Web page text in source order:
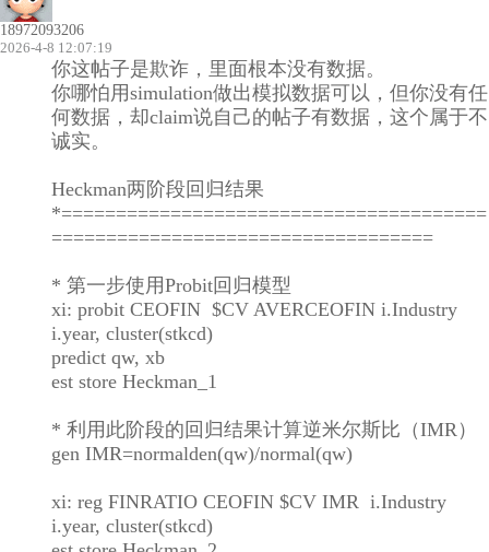
18972093206
2026-4-8 12:07:19
你这帖子是欺诈，里面根本没有数据。
你哪怕用simulation做出模拟数据可以，但你没有任
何数据，却claim说自己的帖子有数据，这个属于不
诚实。
Heckman两阶段回归结果
*=======================================
===================================
* 第一步使用Probit回归模型
xi: probit CEOFIN $CV AVERCEOFIN i.Industry
i.year, cluster(stkcd)
predict qw, xb
est store Heckman_1
* 利用此阶段的回归结果计算逆米尔斯比（IMR）
gen IMR=normalden(qw)/normal(qw)
xi: reg FINRATIO CEOFIN $CV IMR i.Industry
i.year, cluster(stkcd)